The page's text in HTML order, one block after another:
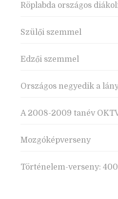
Röplabda országos
Szülői szemmel
Edzői szemmel
Országos negyedik a
A 2008-2009 tanév
Mozgóképverseny
Történelem-verseny: